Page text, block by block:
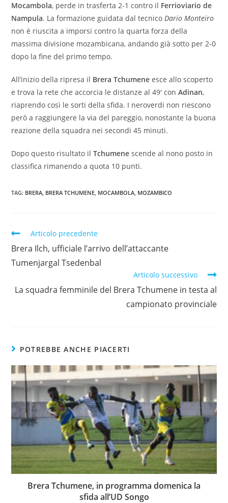
Mocambola, perde in trasferta 2-1 contro il Ferrioviario de
Nampula. La formazione guidata dal tecnicoDario Monteiro
non è riuscita a imporsi contro la quarta forza della
massima divisione mozambicana, andando già sotto per 2-0
dopo la fine del primo tempo.
All’inizio della ripresa il Brera Tchumene esce allo scoperto
e trova la rete che accorcia le distanze al 49′ conAdinan,
riaprendo così le sorti della sfida. I neroverdi non riescono
però a raggiungere la via del pareggio, nonostante la buona
reazione della squadra nei secondi 45 minuti.
Dopo questo risultato ilTchumenescende al nono posto in
classifica rimanendo a quota 10 punti.
TAG: BRERA, BRERA TCHUMENE, MOCAMBOLA, MOZAMBICO
Articolo precedente
Brera Ilch, ufficiale l’arrivo dell’attaccante
Tumenjargal Tsedenbal
Articolo successivo
La squadra femminile del Brera Tchumene in testa al
campionato provinciale
POTREBBE ANCHE PIACERTI
Brera Tchumene, in programma domenica la
sfida all’UD Songo